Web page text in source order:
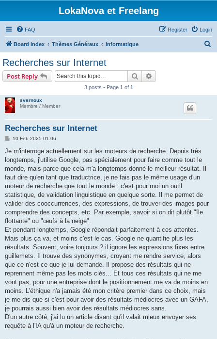
LokaNova et Freelang
FAQ Login
Register
Board index Thèmes Généraux Informatique
Recherches sur Internet
Post Reply Search
3 posts • Page 1 of 1
svernoux
Membre / Member
Recherches sur Internet
P
s
10 Feb 2025 01:06
Je m'interroge actuellement sur les moteurs de recherche. Depuis très
longtemps, j'utilise Google, pas spécialement pour faire comme tout le
monde, mais parce que cela m'a longtemps donné le meilleur résultat. Il
faut dire qu'en tant que traductrice, je ne fais pas le même usage d'un
moteur de recherche que tout le monde : c'est pour moi un outil
statistique, de validation linguistique en quelque sorte. Il me permet de
valider des cooccurrences, des expressions, de trouver des images pour
comprendre des concepts, etc. Par exemple, savoir si on dit plutôt "île
flottante" ou "œufs à la neige".
Et pendant longtemps, Google répondait parfaitement à ces attentes.
Mais plus ça va, et moins c'est le cas. Google ne quantifie plus les
résultats. Souvent, voire toujours ? il ignore les expressions fixes entre
guillemets. Il trouve des synonymes, croyant me rendre service, alors
que ce n'est ce que je lui demande. Il propose des résultats qui ne
reprennent même pas les mots clés... Et tous ces résultats qui ne me
vont pas, pour une entreprise dont le positionnement me va de moins en
moins. L'éthique n'a jamais été mon critère premier dans ce choix, mais
je me dis que si c'est pour avoir des résultats médiocres avec un GAFA,
je pourrais aussi bien avoir des résultats médiocres sans.
D'un autre côté, j'ai lu un article disant qu'il valait mieux envoyer ses
requête à l'IA qu'à un moteur de recherche.